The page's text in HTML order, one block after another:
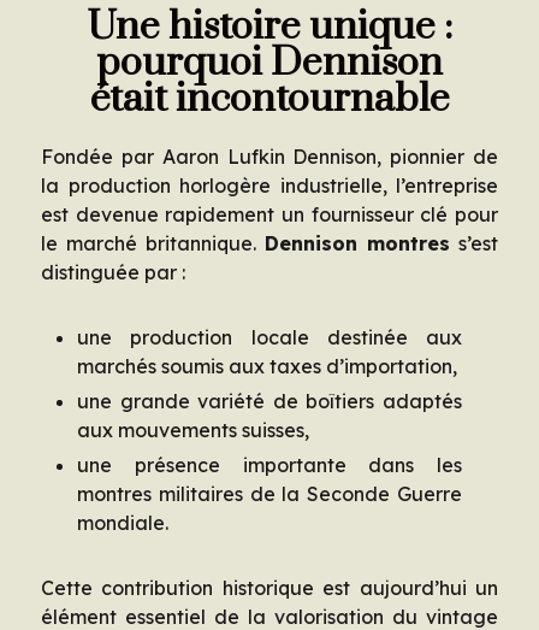
Une histoire unique :
pourquoi Dennison
était incontournable
Fondée par Aaron Lufkin Dennison, pionnier de
la production horlogère industrielle, l’entreprise
est devenue rapidement un fournisseur clé pour
le marché britannique. Dennison montres s’est
distinguée par :
une production locale destinée aux
marchés soumis aux taxes d’importation,
une grande variété de boîtiers adaptés
aux mouvements suisses,
une présence importante dans les
montres militaires de la Seconde Guerre
mondiale.
Cette contribution historique est aujourd’hui un
élément essentiel de la valorisation du vintage